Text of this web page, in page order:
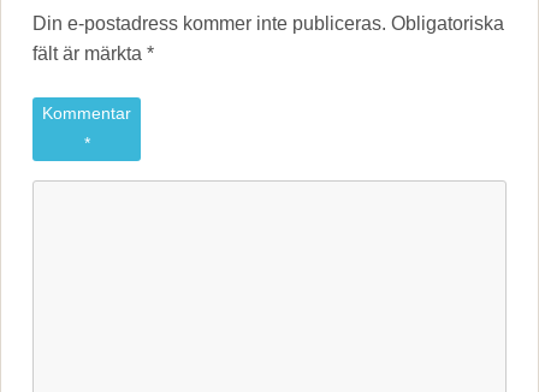
Din e-postadress kommer inte publiceras. Obligatoriska
fält är märkta*
Kommentar
*